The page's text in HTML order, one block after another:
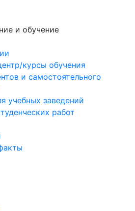
и обучение
курсы обучения
и самостоятельного
учебных заведений
работ